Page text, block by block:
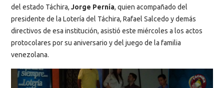
del estado Táchira, Jorge Pernía, quien acompañado del
presidente de la Lotería del Táchira, Rafael Salcedo y demás
directivos de esa institución, asistió este miércoles a los actos
protocolares por su aniversario y del juego de la familia
venezolana.